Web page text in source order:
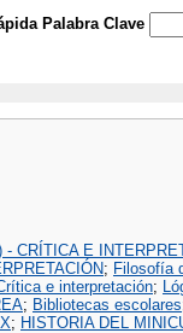
Palabra Clave
CRÍTICA E
; Filosofía
e interpretación;
; Bibliotecas escolares
; HISTORIA DEL